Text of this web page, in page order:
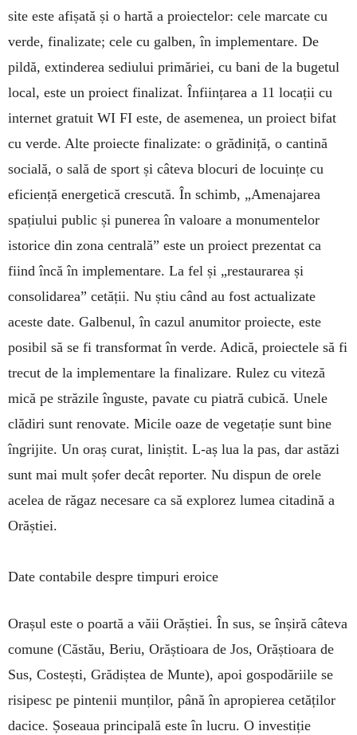
site este afișată și o hartă a proiectelor: cele marcate cu
verde, finalizate; cele cu galben, în implementare. De
pildă, extinderea sediului primăriei, cu bani de la bugetul
local, este un proiect finalizat. Înființarea a 11 locații cu
internet gratuit WI FI este, de asemenea, un proiect bifat
cu verde. Alte proiecte finalizate: o grădiniță, o cantină
socială, o sală de sport și câteva blocuri de locuințe cu
eficiență energetică crescută. În schimb, „Amenajarea
spațiului public și punerea în valoare a monumentelor
istorice din zona centrală” este un proiect prezentat ca
fiind încă în implementare. La fel și „restaurarea și
consolidarea” cetății. Nu știu când au fost actualizate
aceste date. Galbenul, în cazul anumitor proiecte, este
posibil să se fi transformat în verde. Adică, proiectele să fi
trecut de la implementare la finalizare. Rulez cu viteză
mică pe străzile înguste, pavate cu piatră cubică. Unele
clădiri sunt renovate. Micile oaze de vegetație sunt bine
îngrijite. Un oraș curat, liniștit. L-aș lua la pas, dar astăzi
sunt mai mult șofer decât reporter. Nu dispun de orele
acelea de răgaz necesare ca să explorez lumea citadină a
Orăștiei.
Date contabile despre timpuri eroice
Orașul este o poartă a văii Orăștiei. În sus, se înșiră câteva
comune (Căstău, Beriu, Orăștioara de Jos, Orăștioara de
Sus, Costești, Grădiștea de Munte), apoi gospodăriile se
risipesc pe pintenii munților, până în apropierea cetăților
dacice. Șoseaua principală este în lucru. O investiție